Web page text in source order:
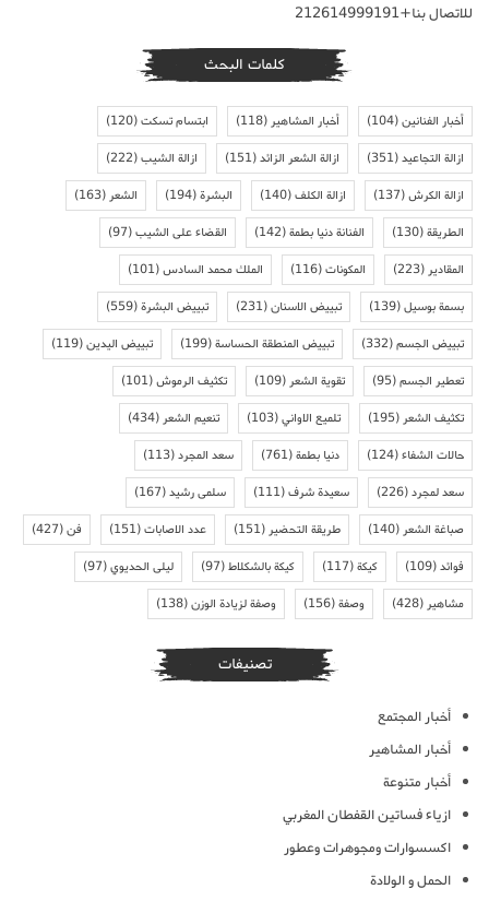
للاتصال بنا+212614999191
كلمات البحث
أخبار الفنانين(104) أخبار المشاهير(118) ابتسام تسكت(120)
ازالة التجاعيد(351) ازالة الشعر الزائد(151) ازالة الشيب(222)
ازالة الكرش(137) ازالة الكلف(140) البشرة(194) الشعر(163)
الطريقة(130) الفنانة دنيا بطمة(142) القضاء على الشيب(97)
المقادير(223) المكونات(116) الملك محمد السادس(101)
بسمة بوسيل(139) تبييض الاسنان(231) تبييض البشرة(559)
تبييض الجسم(332) تبييض المنطقة الحساسة(199) تبييض اليدين(119)
تعطير الجسم(95) تقوية الشعر(109) تكثيف الرموش(101)
تكثيف الشعر(195) تلميع الاواني(103) تنعيم الشعر(434)
حالات الشفاء(124) دنيا بطمة(761) سعد المجرد(113)
سعد لمجرد(226) سعيدة شرف(111) سلمى رشيد(167)
صباغة الشعر(140) طريقة التحضير(151) عدد الاصابات(151) فن(427)
فوائد(109) كيكة(117) كيكة بالشكلاط(97) ليلى الحديوي(97)
مشاهير(428) وصفة(156) وصفة لزيادة الوزن(138)
تصنيفات
أخبار المجتمع
أخبار المشاهير
أخبار متنوعة
ازياء فساتين القفطان المغربي
اكسسوارات ومجوهرات وعطور
الحمل و الولادة